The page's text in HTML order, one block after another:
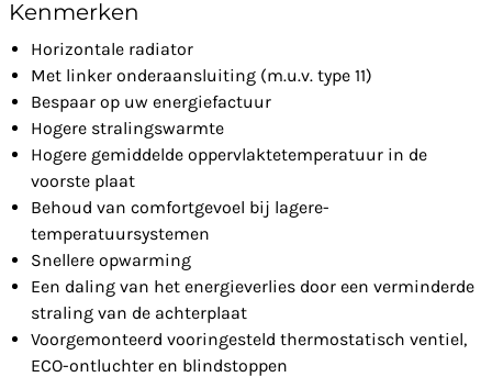
Kenmerken
Horizontale radiator
Met linker onderaansluiting (m.u.v. type 11)
Bespaar op uw energiefactuur
Hogere stralingswarmte
Hogere gemiddelde oppervlaktetemperatuur in de
voorste plaat
Behoud van comfortgevoel bij lagere-
temperatuursystemen
Snellere opwarming
Een daling van het energieverlies door een verminderde
straling van de achterplaat
Voorgemonteerd vooringesteld thermostatisch ventiel,
ECO-ontluchter en blindstoppen